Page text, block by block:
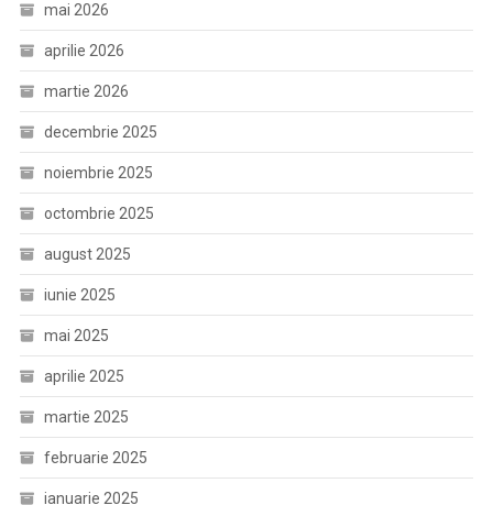
mai 2026
aprilie 2026
martie 2026
decembrie 2025
noiembrie 2025
octombrie 2025
august 2025
iunie 2025
mai 2025
aprilie 2025
martie 2025
februarie 2025
ianuarie 2025